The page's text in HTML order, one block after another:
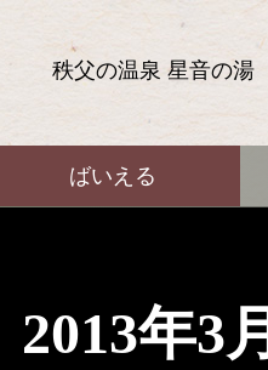
秩父の温泉 星音の
ばいえる
2013年3